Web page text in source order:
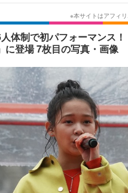
音楽
ッピング
フTOP
ット
の他
の停止方法
体制で初パフォーマンス
に登場 7枚目の写真・画像